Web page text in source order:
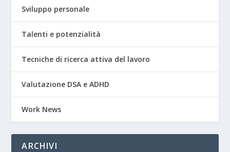
Sviluppo personale
Talenti e potenzialità
Tecniche di ricerca attiva del lavoro
Valutazione DSA e ADHD
Work News
ARCHIVI